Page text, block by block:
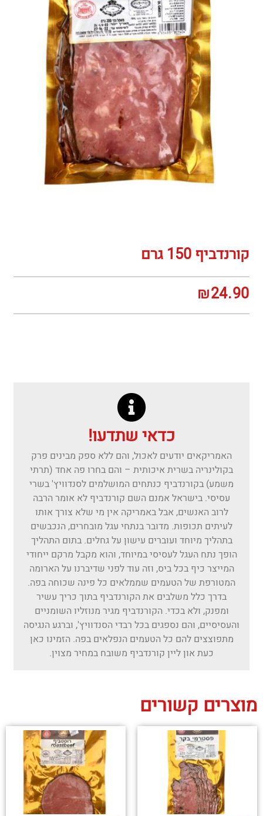
קורנדביף 150 גרם
₪24.90
כדאי שתדעו!
האמריקאים יודעים לאכול, והם ללא ספק מבינים פרק
בקולינריה בשרית איכותית – והם בחרו פה אחד (תרתי
משמע) בקורנדביף כנתחים המושלמים לסנדוויץ' בשרי
עסיסי. בישראל אמנם השם קורנדביף לא אומר הרבה
לרוב האנשים, אבל באמריקה אין מי שלא צורך אותו
לעיתים תכופות. מדובר בנתחי עגל מובחרים, הנכבשים
בתהליך מיוחד ועוברים עישון על גחלים. בתום התהליך
הופך נתח העגל לעסיסי במיוחד, והוא מקבל מרקם ייחודי
המייצר כיף בכל ביס, וזה עוד לפני שדיברנו על הארומה
המטורפת של הטעמים שממלאים כל פינה שכוחה בפה.
בדרך כלל משלבים את הקורנדביף בתוך כריך עשיר
ומפנק, ולא בכדי. הקורנדביף מגיר מנוזליו השומניים
והעסיסיים, והם נספגים בכל רבדי הסנדוויץ', וברגע הנגיסה
מתפוצצים להם כל הטעמים הנפלאים בפה. הזמינו כאן
כעת און ליין קורנדביף משובח במחיר מצוין.
מוצרים קשורים